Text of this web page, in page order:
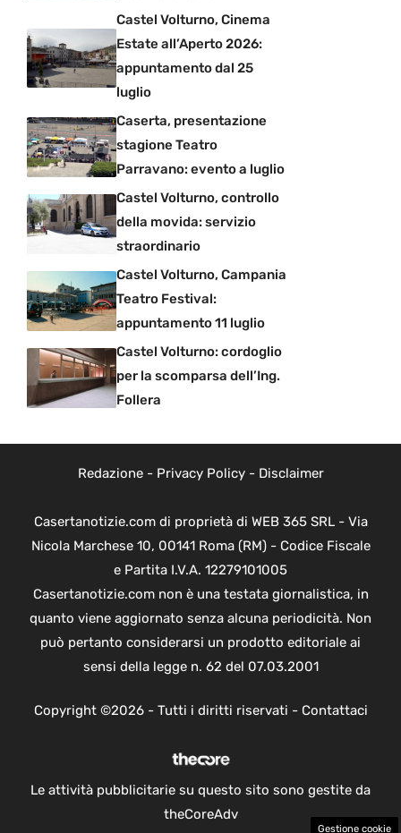
Castel Volturno, Cinema
Estate all’Aperto 2026:
appuntamento dal 25
luglio
Caserta, presentazione
stagione Teatro
Parravano: evento a luglio
Castel Volturno, controllo
della movida: servizio
straordinario
Castel Volturno, Campania
Teatro Festival:
appuntamento 11 luglio
Castel Volturno: cordoglio
per la scomparsa dell’Ing.
Follera
Redazione- Privacy Policy- Disclaimer
Casertanotizie.com di proprietà di WEB 365 SRL - Via
Nicola Marchese 10, 00141 Roma (RM) - Codice Fiscale
e Partita I.V.A. 12279101005
Casertanotizie.com non è una testata giornalistica, in
quanto viene aggiornato senza alcuna periodicità. Non
può pertanto considerarsi un prodotto editoriale ai
sensi della legge n. 62 del 07.03.2001
Copyright ©2026 - Tutti i diritti riservati - Contattaci
Le attività pubblicitarie su questo sito sono gestite da
theCoreAdv
Gestione cookie